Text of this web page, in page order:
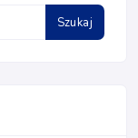
Szukaj